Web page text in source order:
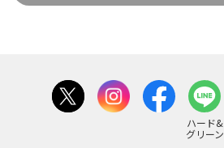
ハード&
グリーン